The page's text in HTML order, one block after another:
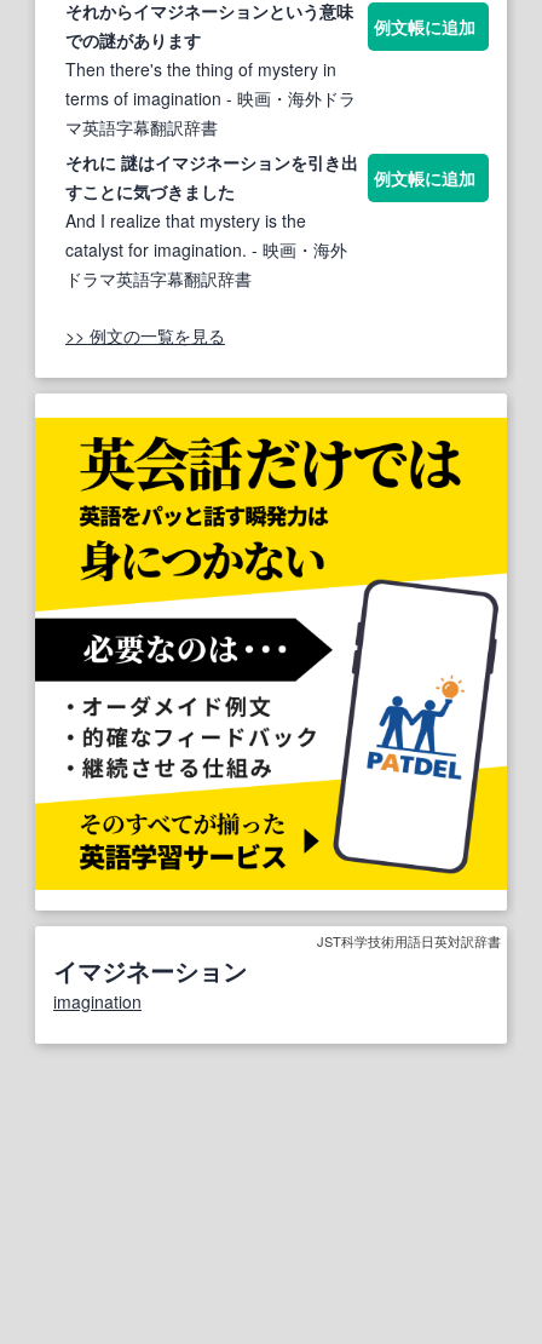
それからイマジネーションという意味
での謎があります
Then there's the thing of mystery in
terms of imagination - 映画・海外ドラ
マ英語字幕翻訳辞書
例文帳に追加
それに 謎はイマジネーションを引き出
すことに気づきました
And I realize that mystery is the
catalyst for imagination. - 映画・海外
ドラマ英語字幕翻訳辞書
例文帳に追加
>> 例文の一覧を見る
JST科学技術用語日英対訳辞書
イマジネーション
imagination